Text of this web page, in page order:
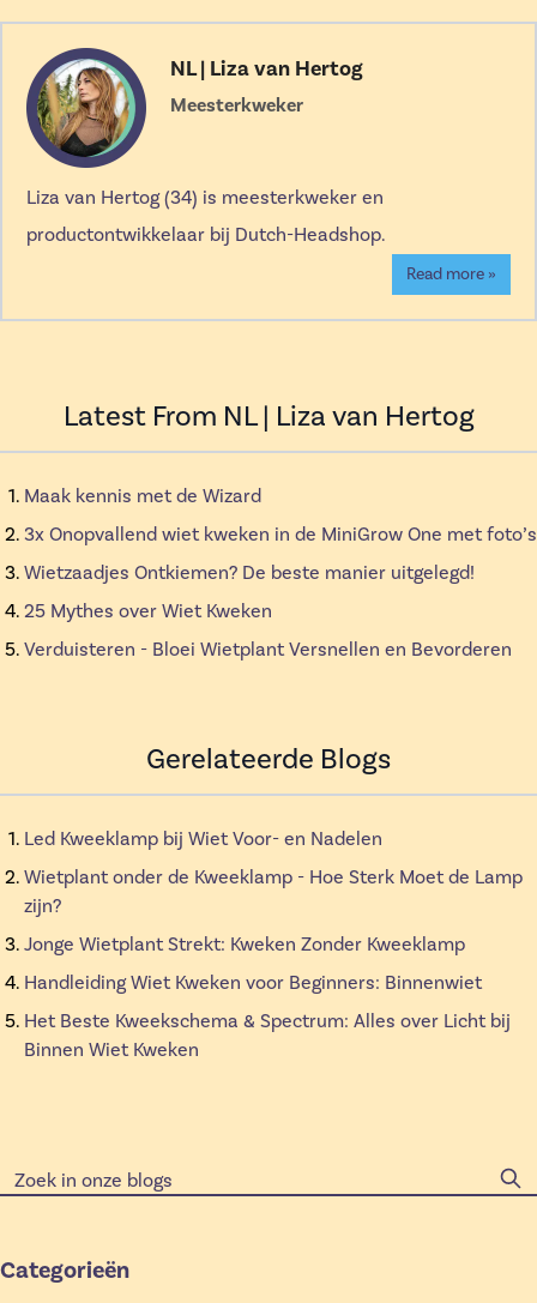
NL | Liza van Hertog
Meesterkweker
Liza van Hertog (34) is meesterkweker en
productontwikkelaar bij Dutch-Headshop.
Read more »
Latest From NL | Liza van Hertog
Maak kennis met de Wizard
3x Onopvallend wiet kweken in de MiniGrow One met foto’s
Wietzaadjes Ontkiemen? De beste manier uitgelegd!
25 Mythes over Wiet Kweken
Verduisteren - Bloei Wietplant Versnellen en Bevorderen
Gerelateerde Blogs
Led Kweeklamp bij Wiet Voor- en Nadelen
Wietplant onder de Kweeklamp - Hoe Sterk Moet de Lamp
zijn?
Jonge Wietplant Strekt: Kweken Zonder Kweeklamp
Handleiding Wiet Kweken voor Beginners: Binnenwiet
Het Beste Kweekschema & Spectrum: Alles over Licht bij
Binnen Wiet Kweken
Categorieën